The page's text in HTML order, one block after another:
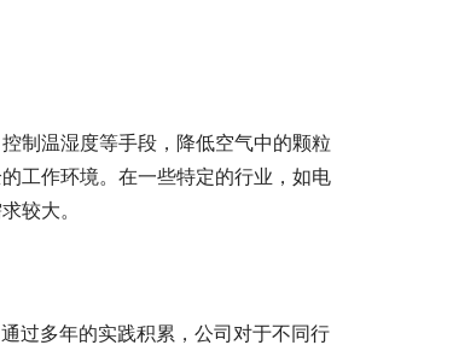
制温湿度等手段，降低空气中的颗粒
工作环境。在一些特定的行业，如电
较大。
过多年的实践积累，公司对于不同行